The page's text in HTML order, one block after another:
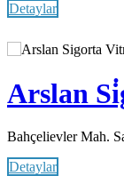
Detaylar
Arslan
Bahçelievler Mah.
Detaylar